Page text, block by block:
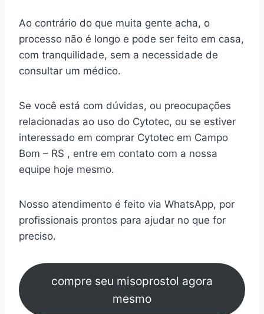
Ao contrário do que muita gente acha, o
processo não é longo e pode ser feito em casa,
com tranquilidade, sem a necessidade de
consultar um médico.
Se você está com dúvidas, ou preocupações
relacionadas ao uso do Cytotec, ou se estiver
interessado em comprar Cytotec em Campo
Bom – RS , entre em contato com a nossa
equipe hoje mesmo.
Nosso atendimento é feito via WhatsApp, por
profissionais prontos para ajudar no que for
preciso.
compre seu misoprostol agora
mesmo